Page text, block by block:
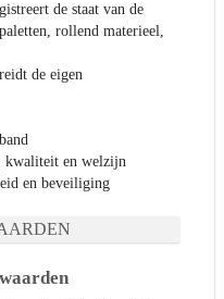
de staat van de
rollend materieel,
de eigen
kwaliteit en welzijn
en beveiliging